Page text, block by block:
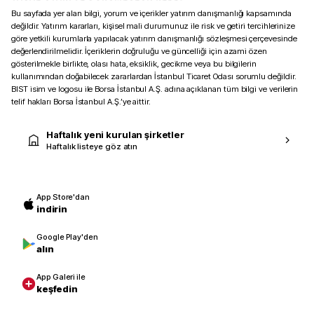
Bu sayfada yer alan bilgi, yorum ve içerikler yatırım danışmanlığı kapsamında
değildir. Yatırım kararları, kişisel mali durumunuz ile risk ve getiri tercihlerinize
göre yetkili kurumlarla yapılacak yatırım danışmanlığı sözleşmesi çerçevesinde
değerlendirilmelidir. İçeriklerin doğruluğu ve güncelliği için azami özen
gösterilmekle birlikte, olası hata, eksiklik, gecikme veya bu bilgilerin
kullanımından doğabilecek zararlardan İstanbul Ticaret Odası sorumlu değildir.
BIST isim ve logosu ile Borsa İstanbul A.Ş. adına açıklanan tüm bilgi ve verilerin
telif hakları Borsa İstanbul A.Ş.’ye aittir.
Haftalık yeni kurulan şirketler
Haftalık listeye göz atın
App Store'dan
indirin
Google Play'den
alın
App Galeri ile
keşfedin